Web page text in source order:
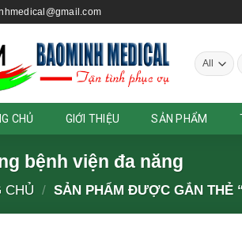
CHỦ GIỚI THIỆU SẢN PHẨM
bệnh viện đa năng
CHỦ / SẢN PHẨM ĐƯỢC GẮN THẺ